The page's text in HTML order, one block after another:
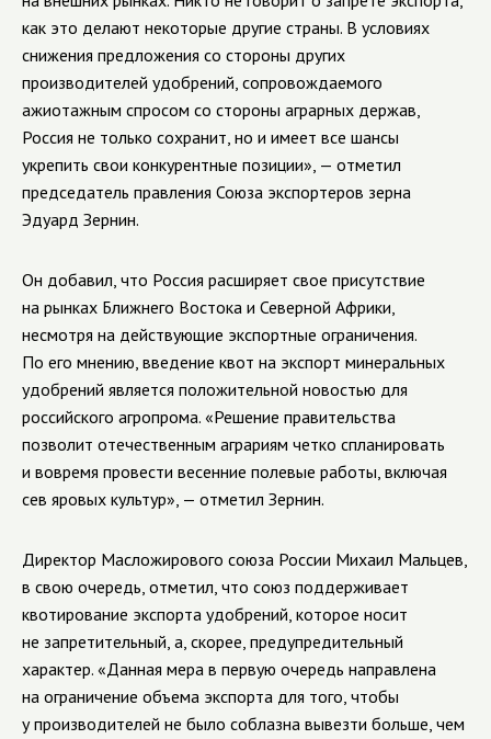
как это делают некоторые другие страны. В условиях
снижения предложения со стороны других
производителей удобрений, сопровождаемого
ажиотажным спросом со стороны аграрных держав,
Россия не только сохранит, но и имеет все шансы
укрепить свои конкурентные позиции», — отметил
председатель правления Союза экспортеров зерна
Эдуард Зернин.
Он добавил, что Россия расширяет свое присутствие
на рынках Ближнего Востока и Северной Африки,
несмотря на действующие экспортные ограничения.
По его мнению, введение квот на экспорт минеральных
удобрений является положительной новостью для
российского агропрома. «Решение правительства
позволит отечественным аграриям четко спланировать
и вовремя провести весенние полевые работы, включая
сев яровых культур», — отметил Зернин.
Директор Масложирового союза России Михаил Мальцев,
в свою очередь, отметил, что союз поддерживает
квотирование экспорта удобрений, которое носит
не запретительный, а, скорее, предупредительный
характер. «Данная мера в первую очередь направлена
на ограничение объема экспорта для того, чтобы
у производителей не было соблазна вывезти больше, чем